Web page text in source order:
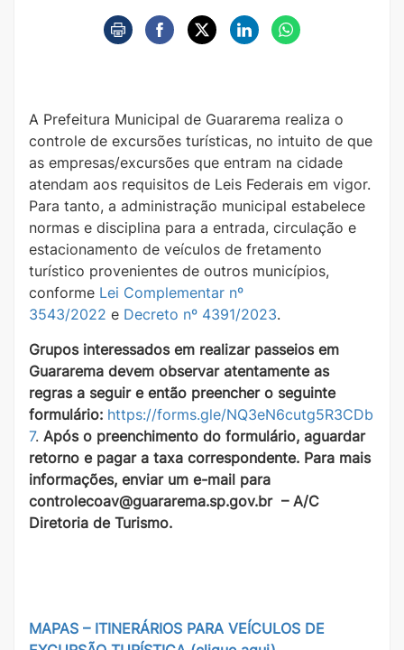
A Prefeitura Municipal de Guararema realiza o
controle de excursões turísticas, no intuito de que
as empresas/excursões que entram na cidade
atendam aos requisitos de Leis Federais em vigor.
Para tanto, a administração municipal estabelece
normas e disciplina para a entrada, circulação e
estacionamento de veículos de fretamento
turístico provenientes de outros municípios,
conforme Lei Complementar nº
3543/2022 e Decreto nº 4391/2023.
Grupos interessados em realizar passeios em
Guararema devem observar atentamente as
regras a seguir e então preencher o seguinte
formulário: https://forms.gle/NQ3eN6cutg5R3CDb
7. Após o preenchimento do formulário, aguardar
retorno e pagar a taxa correspondente. Para mais
informações, enviar um e-mail para
controlecoav@guararema.sp.gov.br– A/C
Diretoria de Turismo.
MAPAS – ITINERÁRIOS PARA VEÍCULOS DE